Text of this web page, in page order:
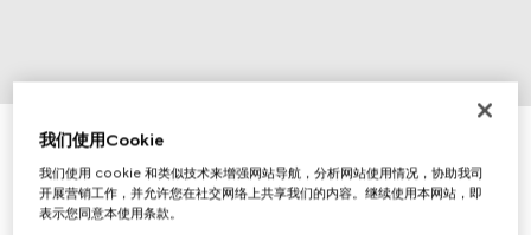
方形镜框太阳眼镜
€ 320
相关款式棕色
我们使用Cookie
我们使用 cookie 和类似技术来增强网站导航，分析网站使用情况，协助我司
开展营销工作，并允许您在社交网络上共享我们的内容。继续使用本网站，即
表示您同意本使用条款。